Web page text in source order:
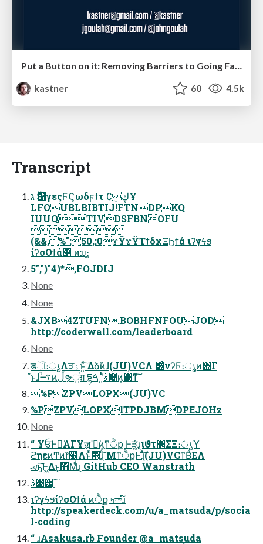
kastner
60 4.5k
Transcript
ג Ӭ࿨γεςϜϚωδϝϯτ ∁ڮ݈Ұ
LFOUBLBIBTIJ!FTNDPKQ
IUUQTIVDSFBNOFU

(&&,%":50,:0ϫΫϫΫΤϯδχΞϦϯά ιʔγϟϧ
ίʔσΟϯά࣌୅ ͷນ։͚
5",")"4)*,FOJDIJ
None
None
&JXB4ZTUFN.BOBHFNFOUJOD
http://coderwall.com/leaderboard
None
डୗ։ൃΛੜۀͱ͍ͯ͠ Δձࣾͷɺ(JU)VCΛ ࢖ͬͨνʔϜ։ൃͷ΍Γ
ํͱɺ࠷ۙͷڵຯਂ͍ग़ དྷࣄʹ͍ͭͯ ࠓ೔ͷ͓͸ͳ͠
%PZPVLOPX(JU)VC
%PZPVLOPXlTPDJBMDPEJOHz
None
“ ҰਓͰಇ͘ΑΓҰॹʹಇ͘ͷָ͕ͳੈք Ͱੜ͖͍͖͍ͯͨɻιϑτ΢ΣΞ։ൃϓ
ϩηεͷͲͷ෦෼Λͱͬͯ΋ָ͍͠ɻͦ ΜͳੈքͰɻͦͯ͠(JU)VCͳΒͦΕΛ
ޙԡ͠Ͱ͖Δͱ͓΋͏Μͩɻ GitHub CEO Wanstrath
࢓ࣄ͸ָ͍͠
ιʔγϟϧίʔσΟϯά ͷੈք দాɹ໌
http://speakerdeck.com/u/a_matsuda/p/socia
l-coding
“ ɹAsakusa.rb Founder @a_matsuda